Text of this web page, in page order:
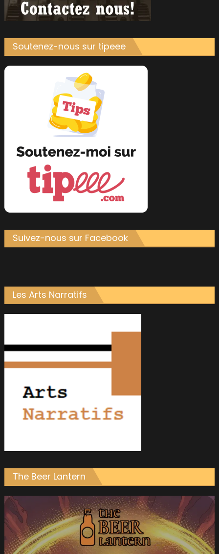
Soutenez-nous sur tipeee
Suivez-nous sur Facebook
Les Arts Narratifs
The Beer Lantern